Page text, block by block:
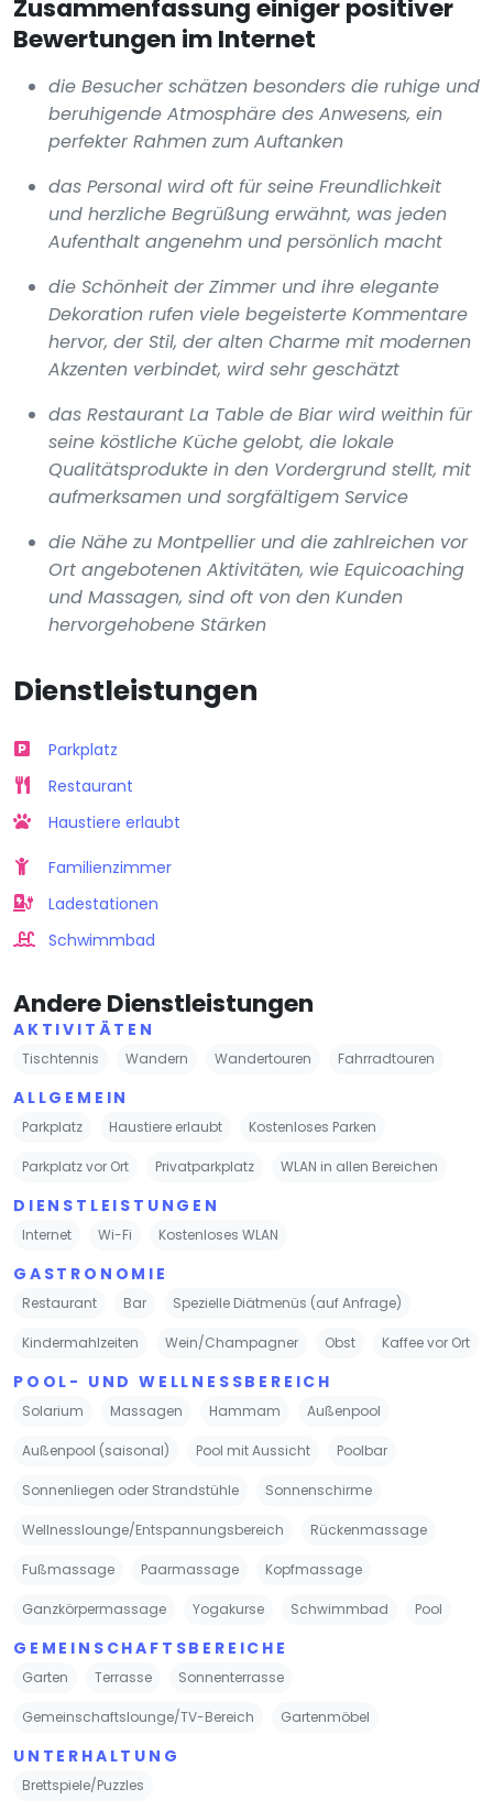
Zusammenfassung einiger positiver
Bewertungen im Internet
die Besucher schätzen besonders die ruhige und
beruhigende Atmosphäre des Anwesens, ein
perfekter Rahmen zum Auftanken
das Personal wird oft für seine Freundlichkeit
und herzliche Begrüßung erwähnt, was jeden
Aufenthalt angenehm und persönlich macht
die Schönheit der Zimmer und ihre elegante
Dekoration rufen viele begeisterte Kommentare
hervor, der Stil, der alten Charme mit modernen
Akzenten verbindet, wird sehr geschätzt
das Restaurant La Table de Biar wird weithin für
seine köstliche Küche gelobt, die lokale
Qualitätsprodukte in den Vordergrund stellt, mit
aufmerksamen und sorgfältigem Service
die Nähe zu Montpellier und die zahlreichen vor
Ort angebotenen Aktivitäten, wie Equicoaching
und Massagen, sind oft von den Kunden
hervorgehobene Stärken
Dienstleistungen
Parkplatz
Restaurant
Haustiere erlaubt
Familienzimmer
Ladestationen
Schwimmbad
Andere Dienstleistungen
AKTIVITÄTEN
Tischtennis Wandern Wandertouren Fahrradtouren
ALLGEMEIN
Parkplatz Haustiere erlaubt Kostenloses Parken
Parkplatz vor Ort Privatparkplatz WLAN in allen Bereichen
DIENSTLEISTUNGEN
Internet Wi-Fi Kostenloses WLAN
GASTRONOMIE
Restaurant Bar Spezielle Diätmenüs (auf Anfrage)
Kindermahlzeiten Wein/Champagner Obst Kaffee vor Ort
POOL- UND WELLNESSBEREICH
Solarium Massagen Hammam Außenpool
Außenpool (saisonal) Pool mit Aussicht Poolbar
Sonnenliegen oder Strandstühle Sonnenschirme
Wellnesslounge/Entspannungsbereich Rückenmassage
Fußmassage Paarmassage Kopfmassage
Ganzkörpermassage Yogakurse Schwimmbad Pool
GEMEINSCHAFTSBEREICHE
Garten Terrasse Sonnenterrasse
Gemeinschaftslounge/TV-Bereich Gartenmöbel
UNTERHALTUNG
Brettspiele/Puzzles